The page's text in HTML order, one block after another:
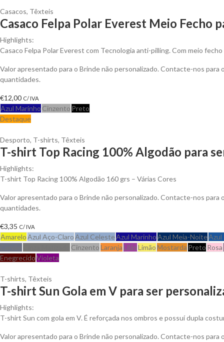
Casacos, Têxteis
Casaco Felpa Polar Everest Meio Fecho
Highlights:
Casaco Felpa Polar Everest com Tecnologia anti-pilling. Com meio
Valor apresentado para o Brinde não personalizado. Contacte-nos
quantidades.
€12,00 C/ IVA
Azul Marinho Cinzento Preto
Destaque
Desporto, T-shirts, Têxteis
T-shirt Top Racing 100% Algodão para
Highlights:
T-shirt Top Racing 100% Algodão 160 grs – Várias Cores
Valor apresentado para o Brinde não personalizado. Contacte-nos
quantidades.
€3,35 C/ IVA
AmareloAzul Aço-ClaroAzul CelesteAzul MarinhoAzul Meia-NoiteAzul
CinzentoLaranja LilásLimãoMostarda Preto Rosa
EnegrecidoVioleta
T-shirts, Têxteis
T-shirt Sun Gola em V para ser
Highlights:
T-shirt Sun com gola em V. É reforçada nos ombros e possuí dupla
Valor apresentado para o Brinde não personalizado. Contacte-nos